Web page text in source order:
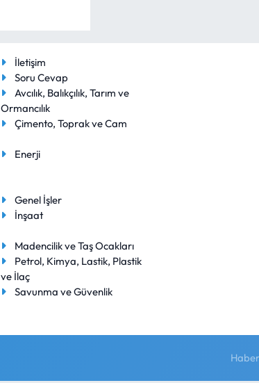
İletişim
Soru Cevap
Avcılık, Balıkçılık, Tarım ve
Ormancılık
Çimento, Toprak ve Cam
Enerji
Genel İşler
İnşaat
Madencilik ve Taş Ocakları
Petrol, Kimya, Lastik, Plastik
ve İlaç
Savunma ve Güvenlik
Haber